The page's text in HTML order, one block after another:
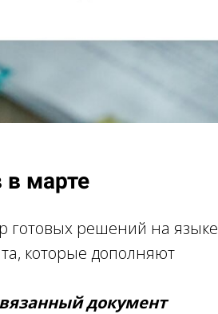
в марте
готовых решений на языке
которые дополняют
документ